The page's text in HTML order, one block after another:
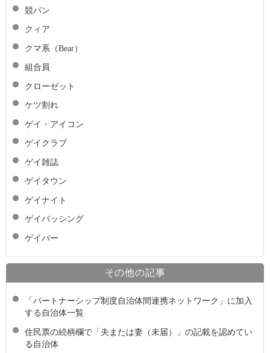
競パン
クィア
クマ系（Bear）
組合員
クローゼット
ケツ割れ
ゲイ・アイコン
ゲイクラブ
ゲイ雑誌
ゲイタウン
ゲイナイト
ゲイバッシング
ゲイバー
その他の記事
「パートナーシップ制度自治体間連携ネットワーク」に加入
する自治体一覧
住民票の続柄欄で「夫または妻（未届）」の記載を認めてい
る自治体